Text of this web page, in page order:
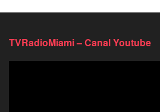
TVRadioMiami – Canal Youtube